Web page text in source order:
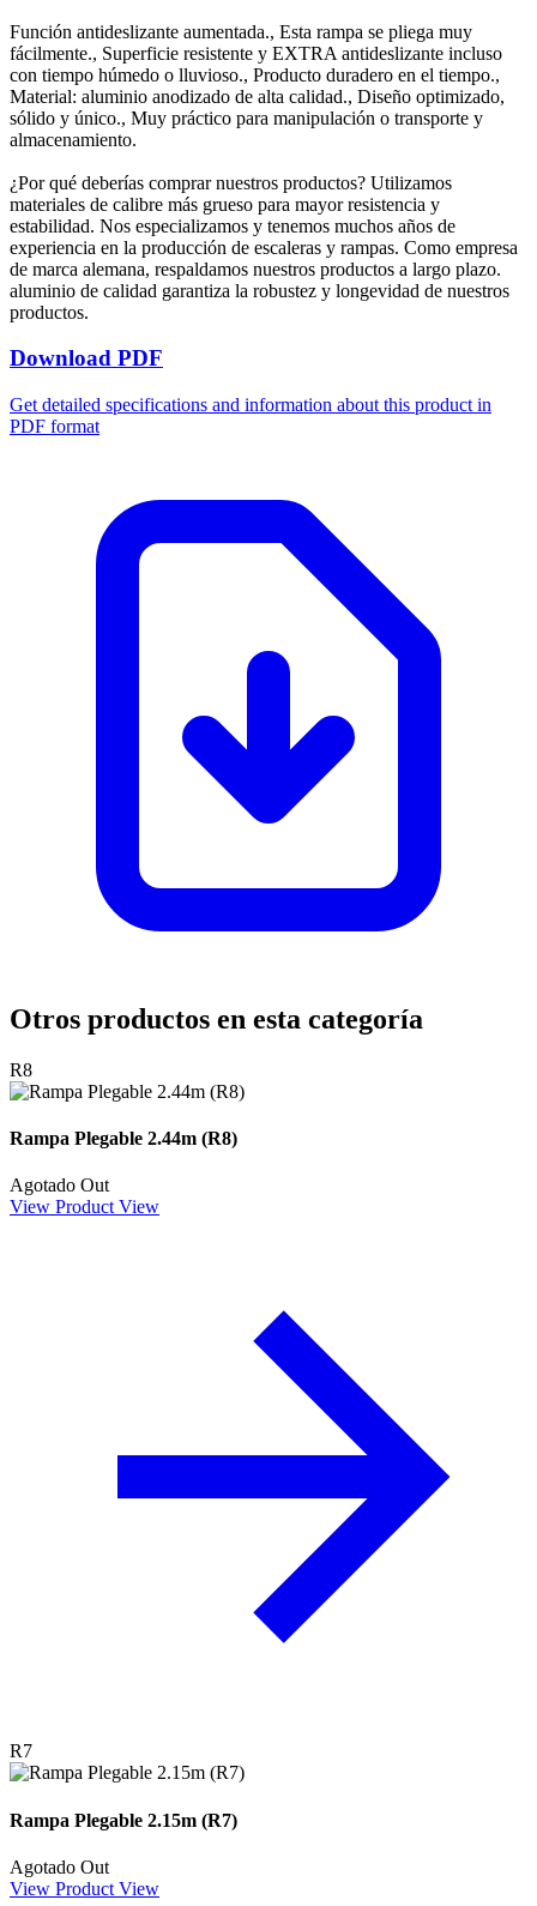
Función antideslizante aumentada., Esta rampa se pliega muy
fácilmente., Superficie resistente y EXTRA antideslizante incluso
con tiempo húmedo o lluvioso., Producto duradero en el tiempo.,
Material: aluminio anodizado de alta calidad., Diseño optimizado,
sólido y único., Muy práctico para manipulación o transporte y
almacenamiento.
¿Por qué deberías comprar nuestros productos? Utilizamos
materiales de calibre más grueso para mayor resistencia y
estabilidad. Nos especializamos y tenemos muchos años de
experiencia en la producción de escaleras y rampas. Como empresa
de marca alemana, respaldamos nuestros productos a largo plazo.
aluminio de calidad garantiza la robustez y longevidad de nuestros
productos.
Download PDF
Get detailed specifications and information about this product in
PDF format
Otros productos en esta categoría
R8
Rampa Plegable 2.44m (R8)
Agotado Out
View Product View
R7
Rampa Plegable 2.15m (R7)
Agotado Out
View Product View